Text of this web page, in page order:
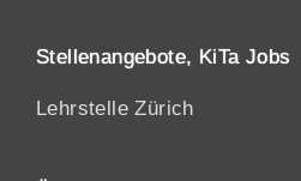
Stellenangebote, KiTa Jobs
Lehrstelle Zürich